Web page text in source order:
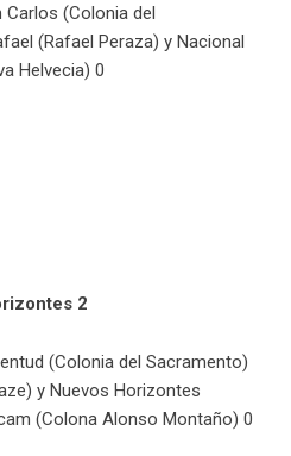
Carlos (Colonia del
(Rafael Peraza) y Nacional
Helvecia) 0
2
(Colonia del Sacramento)
y Nuevos Horizontes
(Colona Alonso Montaño) 0